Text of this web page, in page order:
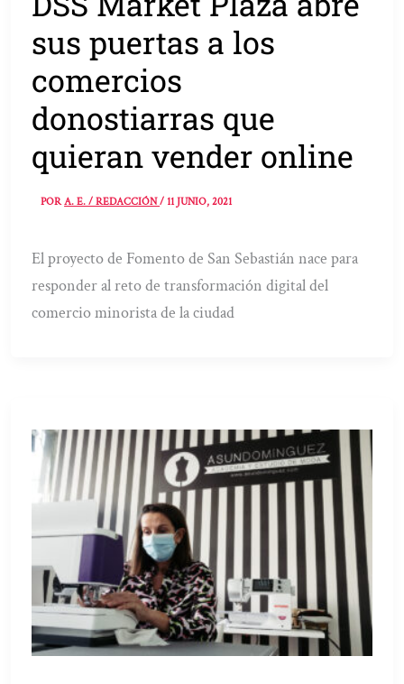
sus puertas a los
comercios
donostiarras que
quieran vender online
PORA. E. / REDACCIÓN/11 JUNIO, 2021
El proyecto de Fomento de San Sebastián nace para
responder al reto de transformación digital del
comercio minorista de la ciudad